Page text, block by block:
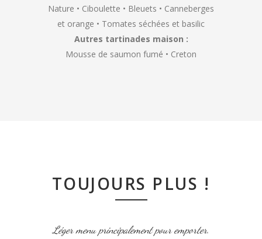
Nature • Ciboulette • Bleuets • Canneberges
et orange • Tomates séchées et basilic
Autres tartinades maison :
Mousse de saumon fumé • Creton
TOUJOURS PLUS !
Léger menu principalement pour emporter.